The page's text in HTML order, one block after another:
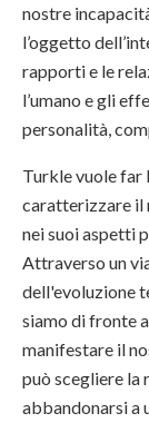
nostre
l’oggetto
rapporti e le
l’umano e gli
personalità,
Turkle vuole far
caratterizzare il
nei suoi aspetti
Attraverso un
dell'evoluzione
siamo di fronte
manifestare il
può scegliere la
abbandonarsi a